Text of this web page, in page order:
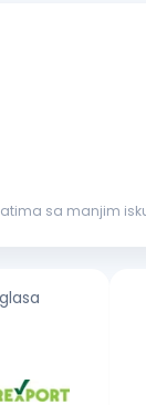
sa manjim